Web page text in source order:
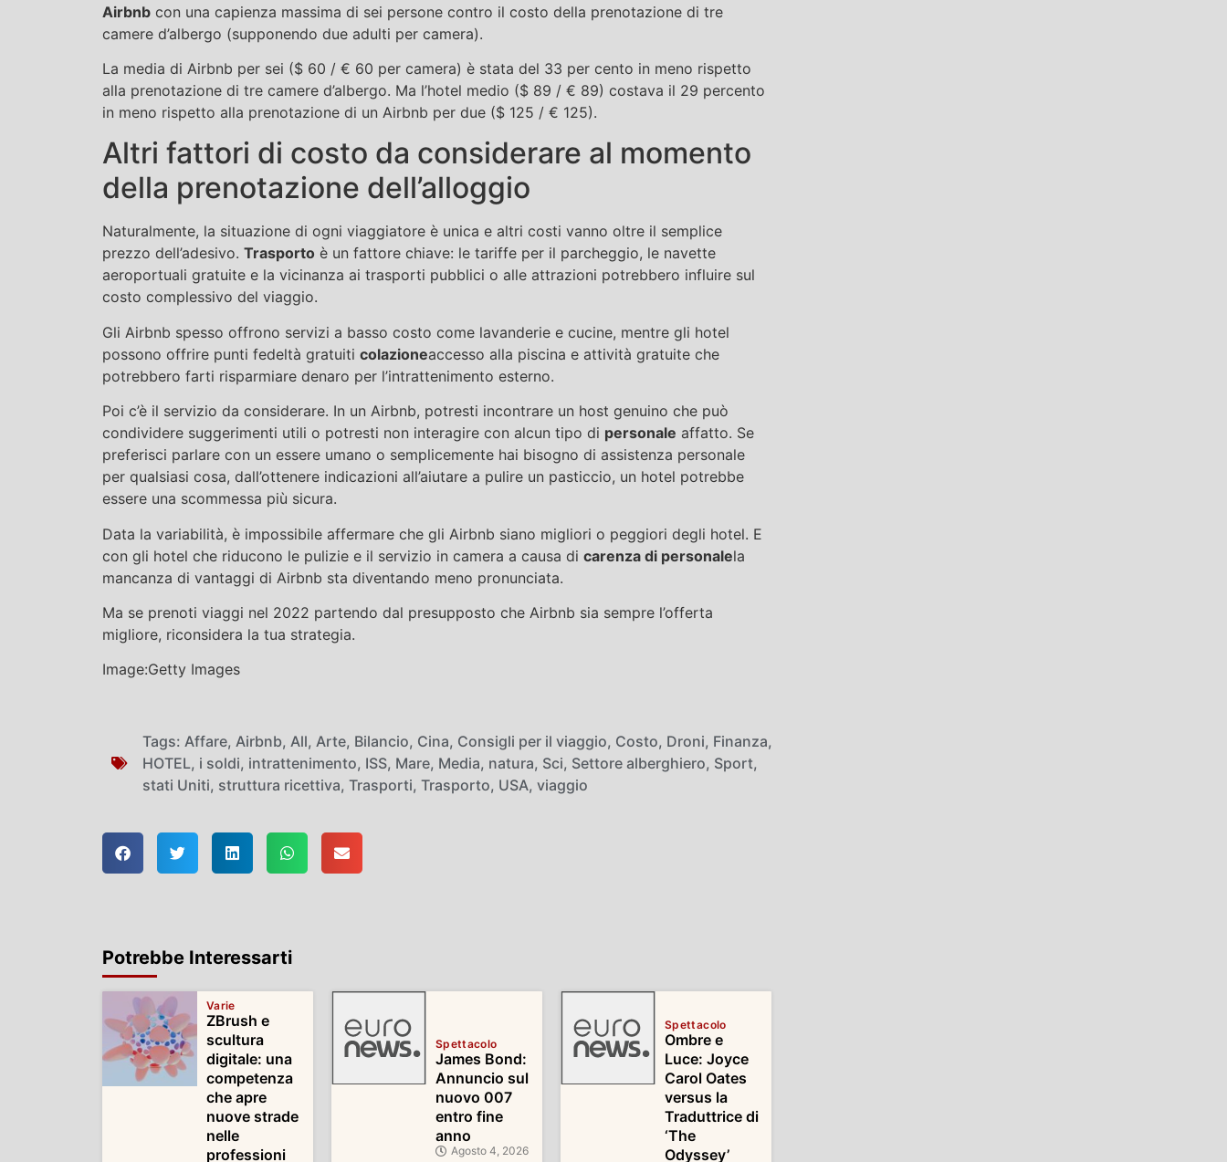
Airbnb con una capienza massima di sei persone contro il costo della prenotazione di tre
camere d’albergo (supponendo due adulti per camera).
La media di Airbnb per sei ($ 60 / € 60 per camera) è stata del 33 per cento in meno rispetto
alla prenotazione di tre camere d’albergo. Ma l’hotel medio ($ 89 / € 89) costava il 29 percento
in meno rispetto alla prenotazione di un Airbnb per due ($ 125 / € 125).
Altri fattori di costo da considerare al momento
della prenotazione dell’alloggio
Naturalmente, la situazione di ogni viaggiatore è unica e altri costi vanno oltre il semplice
prezzo dell’adesivo. Trasporto è un fattore chiave: le tariffe per il parcheggio, le navette
aeroportuali gratuite e la vicinanza ai trasporti pubblici o alle attrazioni potrebbero influire sul
costo complessivo del viaggio.
Gli Airbnb spesso offrono servizi a basso costo come lavanderie e cucine, mentre gli hotel
possono offrire punti fedeltà gratuiti colazioneaccesso alla piscina e attività gratuite che
potrebbero farti risparmiare denaro per l’intrattenimento esterno.
Poi c’è il servizio da considerare. In un Airbnb, potresti incontrare un host genuino che può
condividere suggerimenti utili o potresti non interagire con alcun tipo di personale affatto. Se
preferisci parlare con un essere umano o semplicemente hai bisogno di assistenza personale
per qualsiasi cosa, dall’ottenere indicazioni all’aiutare a pulire un pasticcio, un hotel potrebbe
essere una scommessa più sicura.
Data la variabilità, è impossibile affermare che gli Airbnb siano migliori o peggiori degli hotel. E
con gli hotel che riducono le pulizie e il servizio in camera a causa di carenza di personalela
mancanza di vantaggi di Airbnb sta diventando meno pronunciata.
Ma se prenoti viaggi nel 2022 partendo dal presupposto che Airbnb sia sempre l’offerta
migliore, riconsidera la tua strategia.
Image:Getty Images
Tags: Affare, Airbnb, All, Arte, Bilancio, Cina, Consigli per il viaggio, Costo, Droni, Finanza,
HOTEL, i soldi, intrattenimento, ISS, Mare, Media, natura, Sci, Settore alberghiero, Sport,
stati Uniti, struttura ricettiva, Trasporti, Trasporto, USA, viaggio
Potrebbe Interessarti
Varie
ZBrush e
scultura
digitale: una
competenza
che apre
nuove strade
nelle
professioni
Spettacolo
James Bond:
Annuncio sul
nuovo 007
entro fine
anno
Agosto 4, 2026
Spettacolo
Ombre e
Luce: Joyce
Carol Oates
versus la
Traduttrice di
‘The
Odyssey’